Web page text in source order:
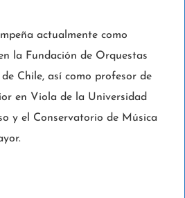
actualmente como
la Fundación de Orquestas
Chile, así como profesor de
en Viola de la Universidad
y el Conservatorio de Música